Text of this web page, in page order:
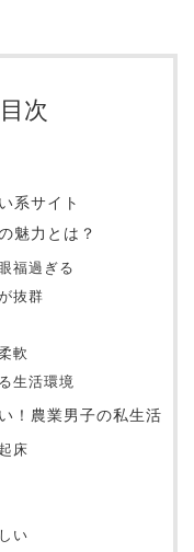
次
系サイト
魅力とは？
福過ぎる
抜群
軟
生活環境
！農業男子の私生活
床
い